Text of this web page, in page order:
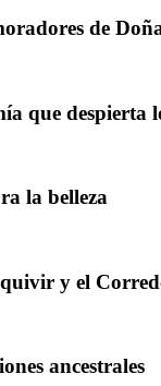
de
que despierta
la belleza
y el
ancestrales